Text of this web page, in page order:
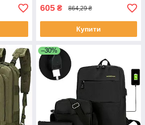
605 ₴ 864,29 ₴
Купити
–30%